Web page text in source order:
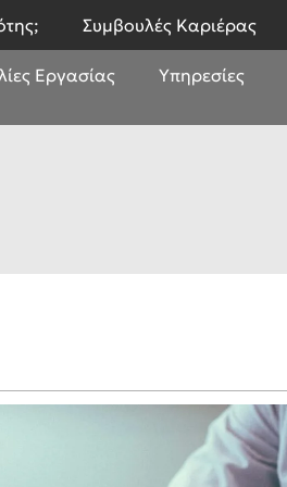
Συμβουλές Καριέρας
Εργασίας Υπηρεσίες